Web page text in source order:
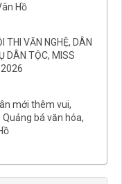
Hồ
THI VĂN NGHỆ, DÂN
DÂN TỘC, MISS
2026
mới thêm vui,
bá văn hóa,